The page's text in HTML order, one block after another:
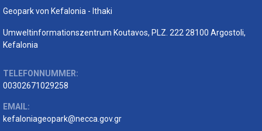
Geopark von Kefalonia - Ithaki
Umweltinformationszentrum Koutavos, PLZ. 222 28100 Argostoli,
Kefalonia
TELEFONNUMMER:
00302671029258
EMAIL:
kefaloniageopark@necca.gov.gr